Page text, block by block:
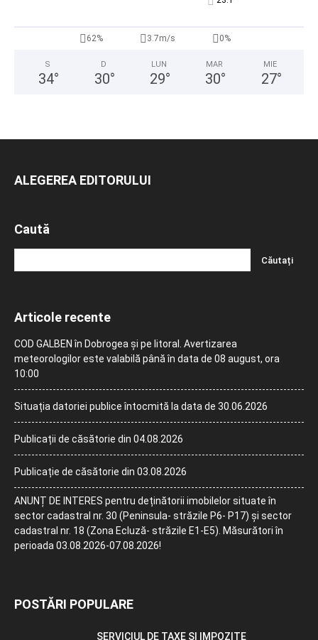
62% 3.7m/s 0%
S
34°
D
30°
LUN
29°
MAR
30°
MIE
27°
ALEGEREA EDITORULUI
Caută
Articole recente
COD GALBEN în Dobrogea și pe litoral. Avertizarea
meteorologilor este valabilă până în data de 08 august, ora
10:00
Situația datoriei publice întocmită la data de 30.06.2026
Publicații de căsătorie din 04.08.2026
Publicație de căsătorie din 03.08.2026
ANUNȚ DE INTERES pentru deținătorii imobilelor situate în
sector cadastral nr. 30 (Peninsula- străzile P6- P17) și sector
cadastral nr. 18 (Zona Ecluză- străzile E1-E5). Măsurători în
perioada 03.08.2026-07.08.2026!
POSTĂRI POPULARE
SERVICIUL DE TAXE SI IMPOZITE